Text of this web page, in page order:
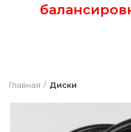
Главная Диски